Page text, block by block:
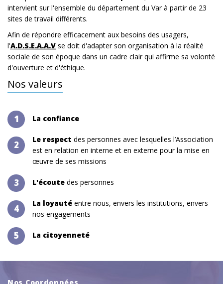
intervient sur l'ensemble du département du Var à partir de 23
sites de travail différents.
Afin de répondre efficacement aux besoins des usagers,
l'A.D.S.E.A.A.V se doit d'adapter son organisation à la réalité
sociale de son époque dans un cadre clair qui affirme sa volonté
d'ouverture et d'éthique.
Nos valeurs
1 La confiance
2 Le respect des personnes avec lesquelles l’Association
est en relation en interne et en externe pour la mise en
œuvre de ses missions
3 L'écoute des personnes
4 La loyauté entre nous, envers les institutions, envers
nos engagements
5 La citoyenneté